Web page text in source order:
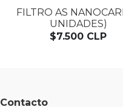
FILTRO AS
UNIDADES)
$7.500 CLP
Contacto